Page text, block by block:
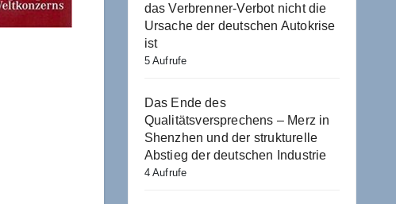
das Verbrenner-Verbot nicht die
Ursache der deutschen Autokrise
ist
5 Aufrufe
Das Ende des
Qualitätsversprechens – Merz in
Shenzhen und der strukturelle
Abstieg der deutschen Industrie
4 Aufrufe